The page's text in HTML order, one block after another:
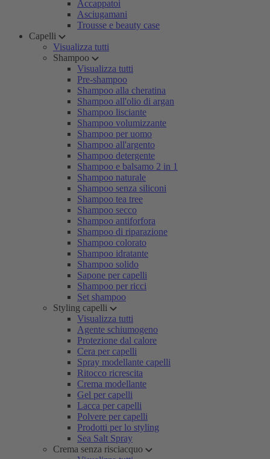
Accappatoi
Asciugamani
Trousse e beauty case
Capelli
Visualizza tutti
Shampoo
Visualizza tutti
Pre-shampoo
Shampoo alla cheratina
Shampoo all'olio di argan
Shampoo lisciante
Shampoo volumizzante
Shampoo per uomo
Shampoo all'argento
Shampoo detergente
Shampoo e balsamo 2 in 1
Shampoo naturale
Shampoo senza siliconi
Shampoo tea tree
Shampoo secco
Shampoo antiforfora
Shampoo di riparazione
Shampoo colorato
Shampoo idratante
Shampoo solido
Sapone per capelli
Shampoo per ricci
Set shampoo
Styling capelli
Visualizza tutti
Agente schiumogeno
Protezione dal calore
Cera per capelli
Spray modellante capelli
Ritocco ricrescita
Crema modellante
Gel per capelli
Lacca per capelli
Polvere per capelli
Prodotti per lo styling
Sea Salt Spray
Crema senza risciacquo